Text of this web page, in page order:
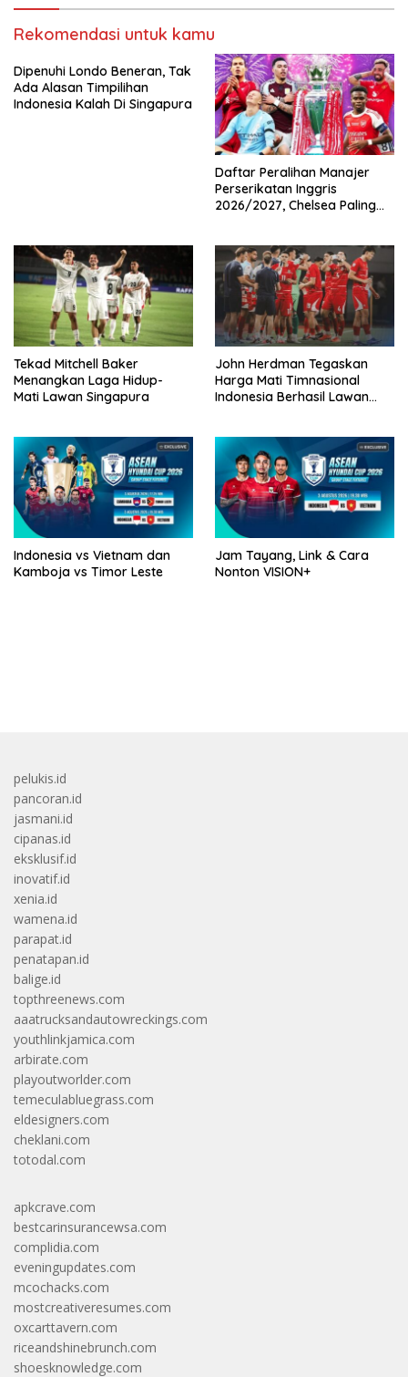
Rekomendasi untuk kamu
Dipenuhi Londo Beneran, Tak
Ada Alasan Timpilihan
Indonesia Kalah Di Singapura
Daftar Peralihan Manajer
Perserikatan Inggris
2026/2027, Chelsea Paling
Tekad Mitchell Baker
Menangkan Laga Hidup-
Mati Lawan Singapura
John Herdman Tegaskan
Harga Mati Timnasional
Indonesia Berhasil Lawan
Indonesia vs Vietnam dan
Kamboja vs Timor Leste
Jam Tayang, Link & Cara
Nonton VISION+
pelukis.id
pancoran.id
jasmani.id
cipanas.id
eksklusif.id
inovatif.id
xenia.id
wamena.id
parapat.id
penatapan.id
balige.id
topthreenews.com
aaatrucksandautowreckings.com
youthlinkjamica.com
arbirate.com
playoutworlder.com
temeculabluegrass.com
eldesigners.com
cheklani.com
totodal.com
apkcrave.com
bestcarinsurancewsa.com
complidia.com
eveningupdates.com
mcochacks.com
mostcreativeresumes.com
oxcarttavern.com
riceandshinebrunch.com
shoesknowledge.com